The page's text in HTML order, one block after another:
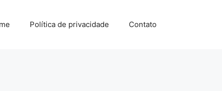
Política de privacidade Contato